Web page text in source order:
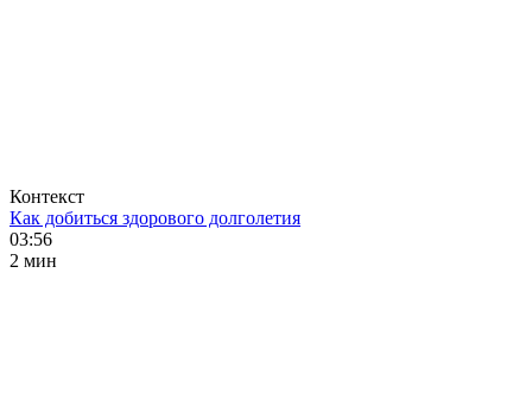
Контекст
Как добиться здорового долголетия
03:56
2 мин